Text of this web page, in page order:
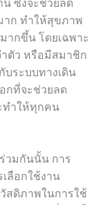
ซึ่งจะช่วยลด
าก ทำให้สุขภาพ
ากขึ้น โดยเฉพาะ
ำตัว หรือมีสมาชิก
บระบบทางเดิน
กที่จะช่วยลด
ทำให้ทุกคน
วมกันนั้น การ
ลือกใช้งาน
สดิภาพในการใช้